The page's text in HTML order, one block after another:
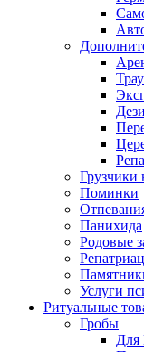
Грузчики
Поминки
Панихида
Родовые
Услуги
Ритуальные
Гробы
Для